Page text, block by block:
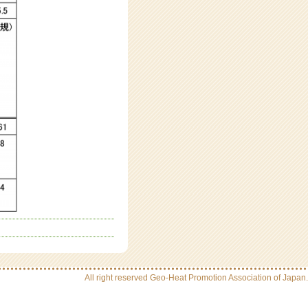
All right reserved Geo-Heat Promotion Association of Japan.